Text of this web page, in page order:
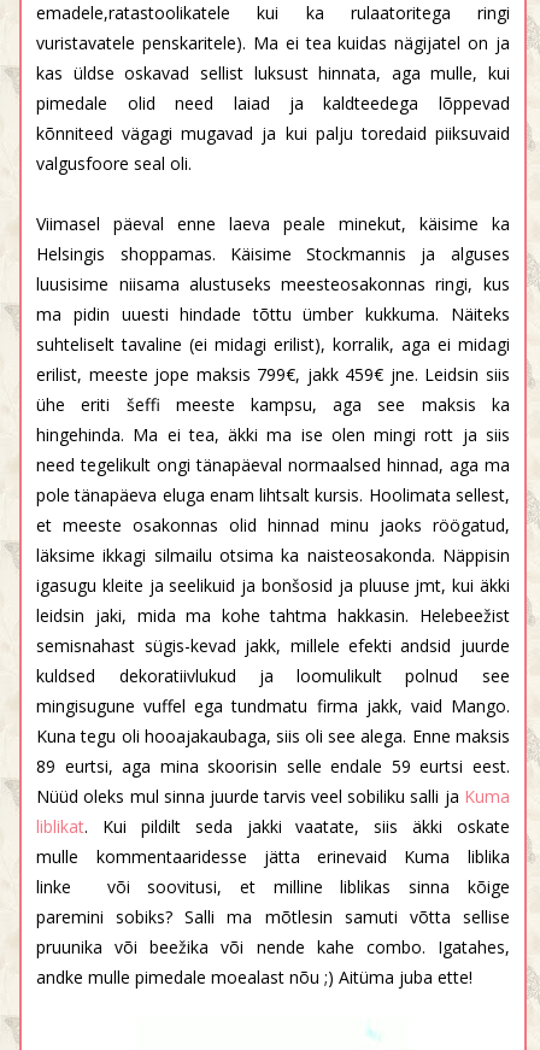
emadele,ratastoolikatele kui ka rulaatoritega ringi
vuristavatele penskaritele). Ma ei tea kuidas nägijatel on ja
kas üldse oskavad sellist luksust hinnata, aga mulle, kui
pimedale olid need laiad ja kaldteedega lõppevad
kõnniteed vägagi mugavad ja kui palju toredaid piiksuvaid
valgusfoore seal oli.
Viimasel päeval enne laeva peale minekut, käisime ka
Helsingis shoppamas. Käisime Stockmannis ja alguses
luusisime niisama alustuseks meesteosakonnas ringi, kus
ma pidin uuesti hindade tõttu ümber kukkuma. Näiteks
suhteliselt tavaline (ei midagi erilist), korralik, aga ei midagi
erilist, meeste jope maksis 799€, jakk 459€ jne. Leidsin siis
ühe eriti šeffi meeste kampsu, aga see maksis ka
hingehinda. Ma ei tea, äkki ma ise olen mingi rott ja siis
need tegelikult ongi tänapäeval normaalsed hinnad, aga ma
pole tänapäeva eluga enam lihtsalt kursis. Hoolimata sellest,
et meeste osakonnas olid hinnad minu jaoks röögatud,
läksime ikkagi silmailu otsima ka naisteosakonda. Näppisin
igasugu kleite ja seelikuid ja bonšosid ja pluuse jmt, kui äkki
leidsin jaki, mida ma kohe tahtma hakkasin. Helebeežist
semisnahast sügis-kevad jakk, millele efekti andsid juurde
kuldsed dekoratiivlukud ja loomulikult polnud see
mingisugune vuffel ega tundmatu firma jakk, vaid Mango.
Kuna tegu oli hooajakaubaga, siis oli see alega. Enne maksis
89 eurtsi, aga mina skoorisin selle endale 59 eurtsi eest.
Nüüd oleks mul sinna juurde tarvis veel sobiliku salli ja Kuma
liblikat. Kui pildilt seda jakki vaatate, siis äkki oskate
mulle kommentaaridesse jätta erinevaid Kuma liblika
linke või soovitusi, et milline liblikas sinna kõige
paremini sobiks? Salli ma mõtlesin samuti võtta sellise
pruunika või beežika või nende kahe combo. Igatahes,
andke mulle pimedale moealast nõu ;) Aitüma juba ette!